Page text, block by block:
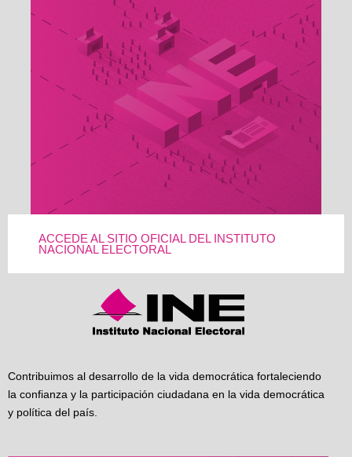
ACCEDE AL SITIO OFICIAL DEL INSTITUTO
NACIONAL ELECTORAL
Contribuimos al desarrollo de la vida democrática fortaleciendo
la confianza y la participación ciudadana en la vida democrática
y política del país.